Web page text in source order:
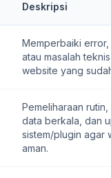
Deskripsi
Memperbaiki error,
atau masalah
website yang
Pemeliharaan
data berkala, dan
sistem/plugin agar
aman.